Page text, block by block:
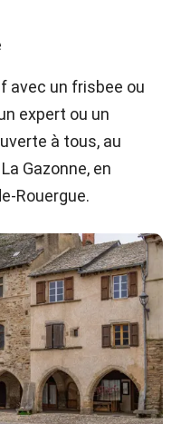
avec un frisbee ou
expert ou un
à tous, au
Gazonne, en
Rouergue.